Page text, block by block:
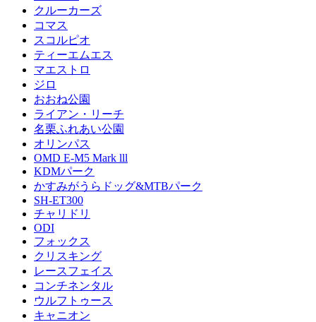
クルーカーズ
コマス
スコルピオ
ティーエムエス
マエストロ
ジロ
おおね公園
ライアン・リーチ
名栗ふれあい公園
オリンパス
OMD E-M5 Mark lll
KDMパーク
かすみがうらドッグ&MTBパーク
SH-ET300
チャリドリ
ODI
フォックス
クリスキング
レースフェイス
コンチネンタル
ウルフトゥース
キャニオン